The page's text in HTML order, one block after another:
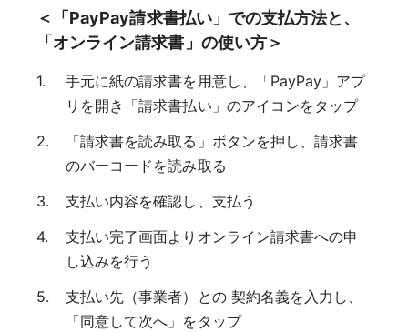
＜「PayPay請求書払い」での支払方法と、
「オンライン請求書」の使い方＞
手元に紙の請求書を用意し、「PayPay」アプ
リを開き「請求書払い」のアイコンをタップ
「請求書を読み取る」ボタンを押し、請求書
のバーコードを読み取る
支払い内容を確認し、支払う
支払い完了画面よりオンライン請求書への申
し込みを行う
支払い先（事業者）との 契約名義を入力し、
「同意して次へ」をタップ